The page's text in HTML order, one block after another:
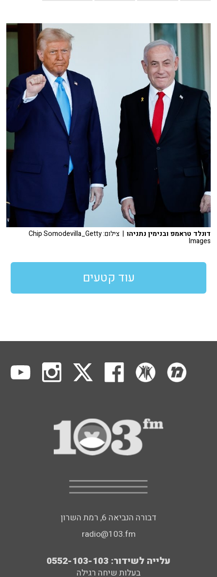
דונלד טראמפ ובנימין נתניהו | צילום: Chip Somodevilla_Getty
Images
עוד קטעים
דבורה הנביאה 6, רמת השרון
radio@103.fm
עלייה לשידור: 0552-103-103
בעלות שיחה רגילה